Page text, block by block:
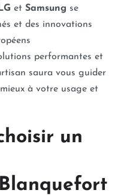
LG et Samsung se
et des innovations
performantes et
saura vous guider
à votre usage et
un